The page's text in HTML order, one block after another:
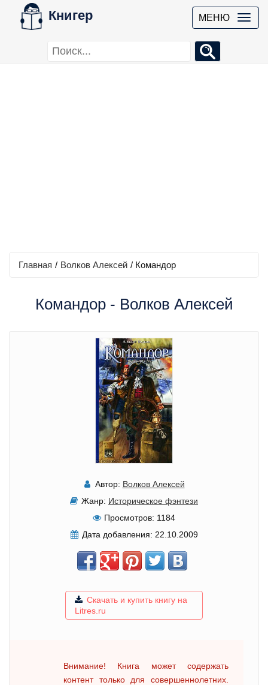
Книгер МЕНЮ
Главная / Волков Алексей / Командор
Командор - Волков Алексей
Автор: Волков Алексей
Жанр: Историческое фэнтези
Просмотров: 1184
Дата добавления: 22.10.2009
Скачать и купить книгу на
Litres.ru
Внимание! Книга может содержать
контент только для совершеннолетних.